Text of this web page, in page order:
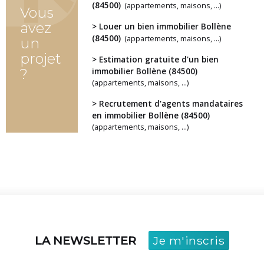
Vous
avez
un
projet
?
(84500) (appartements, maisons, ...)
> Louer un bien immobilier Bollène
(84500) (appartements, maisons, ...)
> Estimation gratuite d'un bien
immobilier Bollène (84500)
(appartements, maisons, ...)
> Recrutement d'agents mandataires
en immobilier Bollène (84500)
(appartements, maisons, ...)
LA NEWSLETTER Je m'inscris